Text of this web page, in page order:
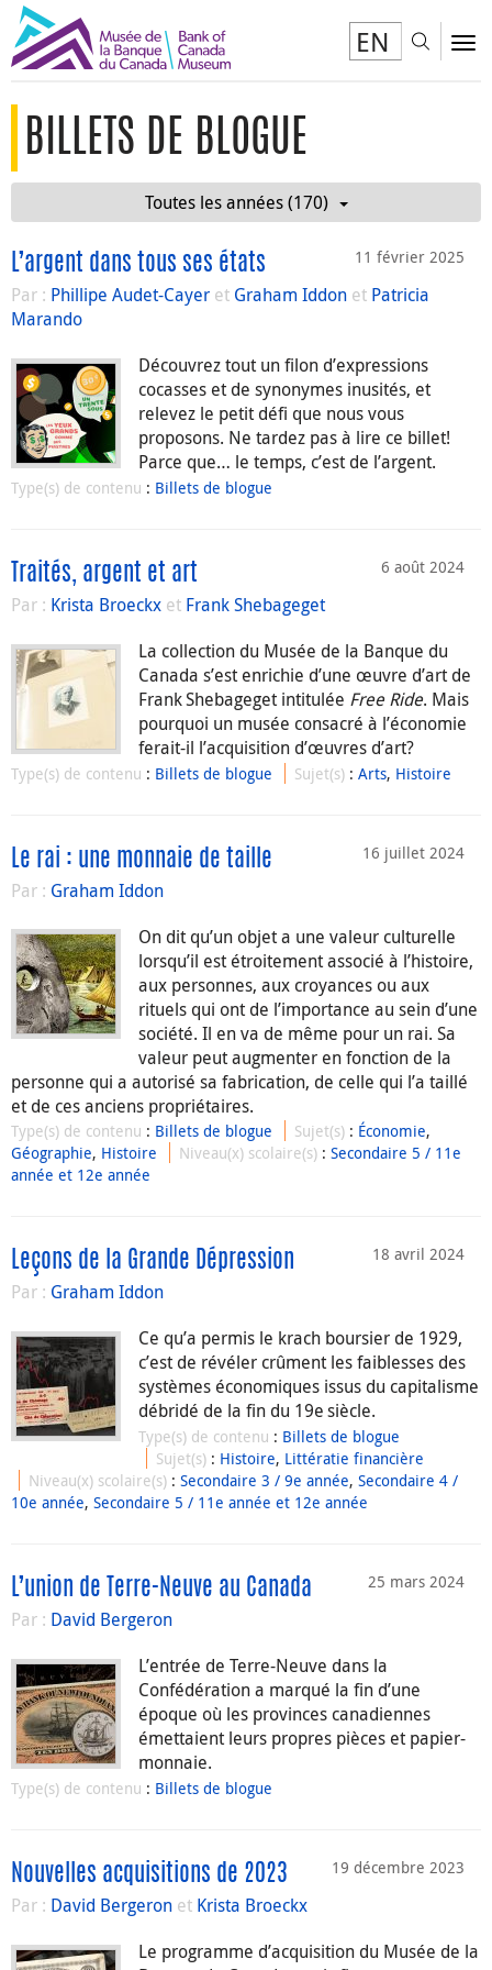
EN
BILLETS DE BLOGUE
Toutes les années (170)
11 février 2025
L’argent dans tous ses états
Par : Phillipe Audet-Cayer et Graham Iddon et Patricia
Marando
Découvrez tout un filon d’expressions
cocasses et de synonymes inusités, et
relevez le petit défi que nous vous
proposons. Ne tardez pas à lire ce billet!
Parce que… le temps, c’est de l’argent.
Type(s) de contenu : Billets de blogue
6 août 2024
Traités, argent et art
Par : Krista Broeckx et Frank Shebageget
La collection du Musée de la Banque du
Canada s’est enrichie d’une œuvre d’art de
Frank Shebageget intitulée Free Ride. Mais
pourquoi un musée consacré à l’économie
ferait-il l’acquisition d’œuvres d’art?
Type(s) de contenu : Billets de blogue Sujet(s) :Arts, Histoire
16 juillet 2024
Le rai : une monnaie de taille
Par : Graham Iddon
On dit qu’un objet a une valeur culturelle
lorsqu’il est étroitement associé à l’histoire,
aux personnes, aux croyances ou aux
rituels qui ont de l’importance au sein d’une
société. Il en va de même pour un rai. Sa
valeur peut augmenter en fonction de la
personne qui a autorisé sa fabrication, de celle qui l’a taillé
et de ces anciens propriétaires.
Type(s) de contenu : Billets de blogue Sujet(s) : Économie,
Géographie, Histoire Niveau(x) scolaire(s) :Secondaire 5 / 11e
année et 12e année
18 avril 2024
Leçons de la Grande Dépression
Par : Graham Iddon
Ce qu’a permis le krach boursier de 1929,
c’est de révéler crûment les faiblesses des
systèmes économiques issus du capitalisme
débridé de la fin du 19e siècle.
Type(s) de contenu : Billets de blogue
Sujet(s) : Histoire, Littératie financière
Niveau(x) scolaire(s) :Secondaire 3 / 9e année,Secondaire 4 /
10e année, Secondaire 5 / 11e année et 12e année
25 mars 2024
L’union de Terre-Neuve au Canada
Par : David Bergeron
L’entrée de Terre-Neuve dans la
Confédération a marqué la fin d’une
époque où les provinces canadiennes
émettaient leurs propres pièces et papier-
monnaie.
Type(s) de contenu : Billets de blogue
19 décembre 2023
Nouvelles acquisitions de 2023
Par : David Bergeron et Krista Broeckx
Le programme d’acquisition du Musée de la